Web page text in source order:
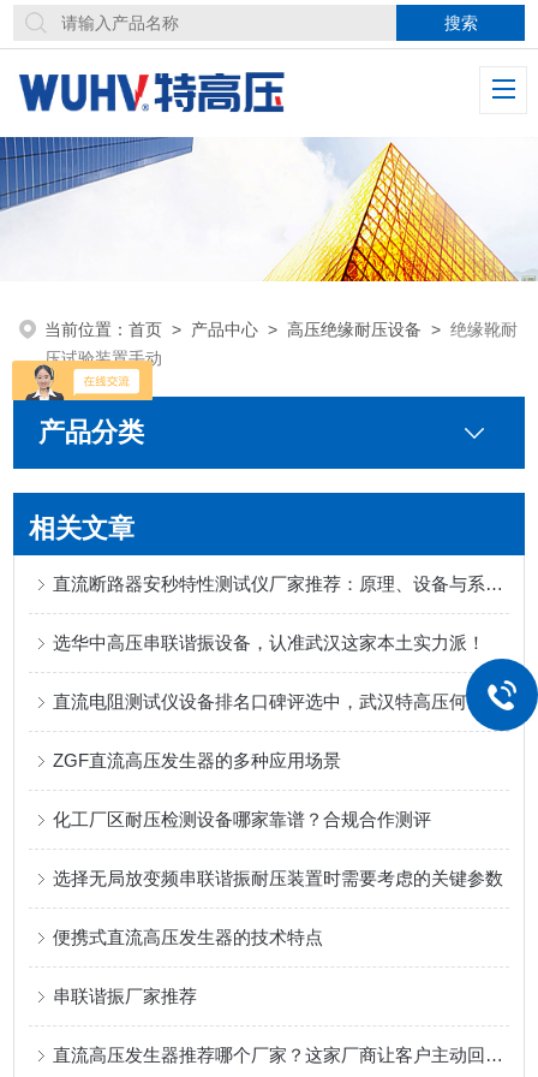
当前位置：首页 > 产品中心 >高压绝缘耐压设备 >绝缘靴耐
压试验装置手动
产品分类
相关文章
直流断路器安秒特性测试仪厂家推荐：原理、设备与系统级验证
选华中高压串联谐振设备，认准武汉这家本土实力派！
直流电阻测试仪设备排名口碑评选中，武汉特高压何以收获行业关注？
ZGF直流高压发生器的多种应用场景
化工厂区耐压检测设备哪家靠谱？合规合作测评
选择无局放变频串联谐振耐压装置时需要考虑的关键参数
便携式直流高压发生器的技术特点
串联谐振厂家推荐
直流高压发生器推荐哪个厂家？这家厂商让客户主动回头！